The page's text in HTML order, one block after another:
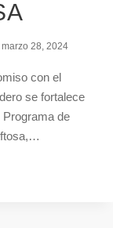
marzo 28, 2024
con el
se fortalece
de